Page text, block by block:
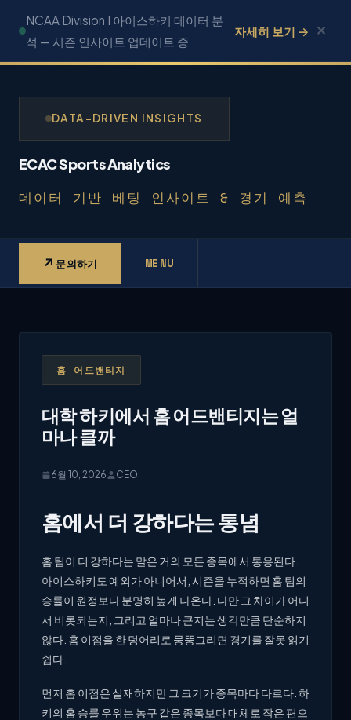
츠
NCAA Division I 아이스하키 데이터 분
석 — 시즌 인사이트 업데이트 중
자세히 보기 → ✕
DATA-DRIVEN INSIGHTS
ECAC Sports Analytics
데이터 기반 베팅 인사이트 & 경기 예측
↗ 문의하기 MENU
홈 어드밴티지
대학 하키에서 홈 어드밴티지는 얼
마나 클까
6월 10, 2026 CEO
홈에서 더 강하다는 통념
홈 팀이 더 강하다는 말은 거의 모든 종목에서 통용된다.
아이스하키도 예외가 아니어서, 시즌을 누적하면 홈 팀의
승률이 원정보다 분명히 높게 나온다. 다만 그 차이가 어디
서 비롯되는지, 그리고 얼마나 큰지는 생각만큼 단순하지
않다. 홈 이점을 한 덩어리로 뭉뚱그리면 경기를 잘못 읽기
쉽다.
먼저 홈 이점은 실재하지만 그 크기가 종목마다 다르다. 하
키의 홈 승률 우위는 농구 같은 종목보다 대체로 작은 편으